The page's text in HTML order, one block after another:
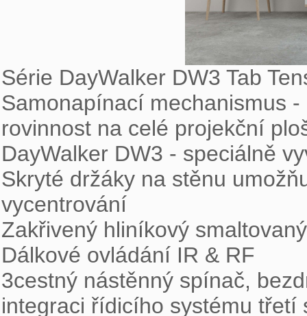
Série DayWalker DW3 Tab
Samonapínací mechanismus
rovinnost na celé projekční
DayWalker DW3 - speciálně
Skryté držáky na stěnu
vycentrování
Zakřivený hliníkový
Dálkové ovládání IR & RF
3cestný nástěnný spínač,
integraci řídicího systému třetí